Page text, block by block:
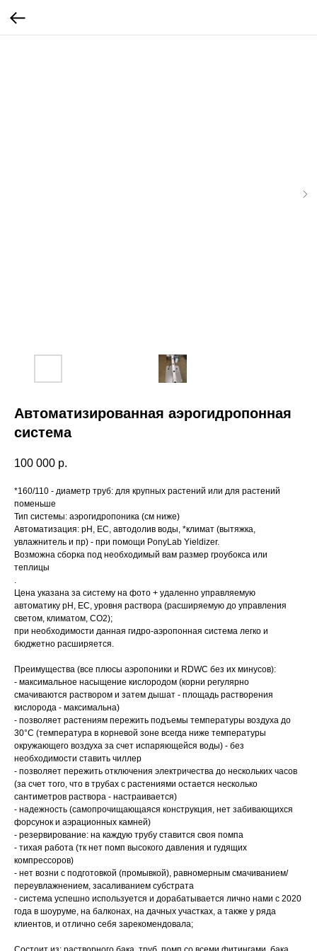
Автоматизированная аэрогидропонная
система
100 000 р.
*160/110 - диаметр труб: для крупных растений или для растений
поменьше
Тип системы: аэрогидропоника (см ниже)
Автоматизация: pH, EC, автодолив воды, *климат (вытяжка,
увлажнитель и пр) - при помощи PonyLab Yieldizer.
Возможна сборка под необходимый вам размер гроубокса или
теплицы
.
Цена указана за систему на фото + удаленно управляемую
автоматику pH, EC, уровня раствора (расширяемую до управления
светом, климатом, СО2);
при необходимости данная гидро-аэропонная система легко и
бюджетно расширяется.
Преимущества (все плюсы аэропоники и RDWC без их минусов):
- максимальное насыщение кислородом (корни регулярно
смачиваются раствором и затем дышат - площадь растворения
кислорода - максимальна)
- позволяет растениям пережить подъемы температуры воздуха до
30°С (температура в корневой зоне всегда ниже температуры
окружающего воздуха за счет испаряющейся воды) - без
необходимости ставить чиллер
- позволяет пережить отключения электричества до нескольких часов
(за счет того, что в трубах с растениями остается несколько
сантиметров раствора - настраивается)
- надежность (самопрочищающаяся конструкция, нет забивающихся
форсунок и аэрационных камней)
- резервирование: на каждую трубу ставится своя помпа
- тихая работа (тк нет помп высокого давления и гудящих
компрессоров)
- нет возни с подготовкой (промывкой), равномерным смачиванием/
переувлажнением, засаливанием субстрата
- система успешно используется и дорабатывается лично нами с 2020
года в шоуруме, на балконах, на дачных участках, а также у ряда
клиентов, и отлично себя зарекомендовала;